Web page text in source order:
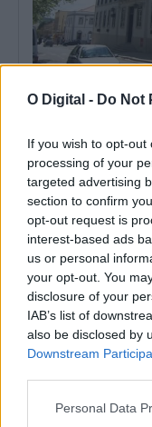
O Digital - Do Not
If you wish to opt-
processing of your
targeted advertising
section to confirm
opt-out request is
interest-based ads
us or personal
your opt-out. You
disclosure of your
IAB’s list of
also be disclosed by
Downstream
Personal Data
Santiago do Cacém:
A Câmara de
um protocolo com...
8 Agosto, 2026 - 13:00